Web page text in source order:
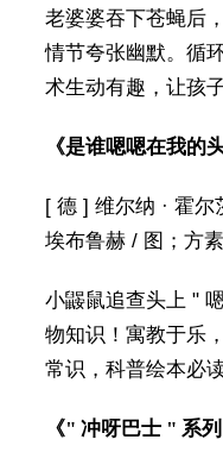
老婆婆吞下苍蝇后
情节夸张幽默。循
术生动有趣，让孩
《是谁嗯嗯在我的
[ 德 ] 维尔纳 · 霍尔
埃布鲁赫 / 图；方
小鼹鼠追查头上 "
物知识！寓教于乐
常识，科普绘本必读
《" 冲呀巴士 " 系